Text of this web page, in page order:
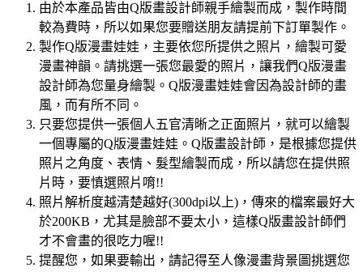
由於本產品皆由Q版畫設計師親手繪製而成，製作時間
較為費時，所以如果您要贈送朋友請提前下訂單製作。
製作Q版漫畫娃娃，主要依您所提供之照片，繪製可愛
漫畫神韻。請挑選一張您最愛的照片，讓我們Q版漫畫
設計師為您量身繪製。Q版漫畫娃娃會因為設計師的畫
風，而有所不同。
只要您提供一張個人五官清晰之正面照片，就可以繪製
一個專屬的Q版漫畫娃娃。Q版畫設計師，是根據您提供
照片之角度、表情、髮型繪製而成，所以請您在提供照
片時，要慎選照片唷!!
照片解析度越清楚越好(300dpi以上)，傳來的檔案最好大
於200KB，尤其是臉部不要太小，這樣Q版畫設計師們
才不會畫的很吃力喔!!
提醒您，如果要輸出，請記得至人像漫畫背景圖挑選您